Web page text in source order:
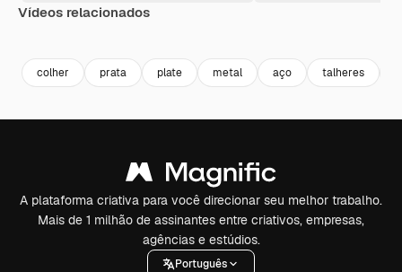
Vídeos relacionados
colher prata plate metal aço talheres
A plataforma criativa para você direcionar seu melhor trabalho.
Mais de 1 milhão de assinantes entre criativos, empresas,
agências e estúdios.
Português